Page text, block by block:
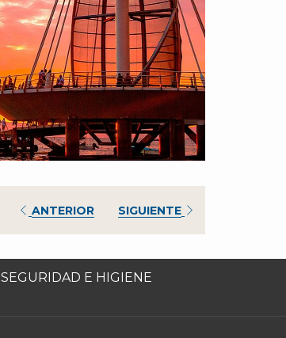
ANTERIOR SIGUIENTE
SEGURIDAD E HIGIENE